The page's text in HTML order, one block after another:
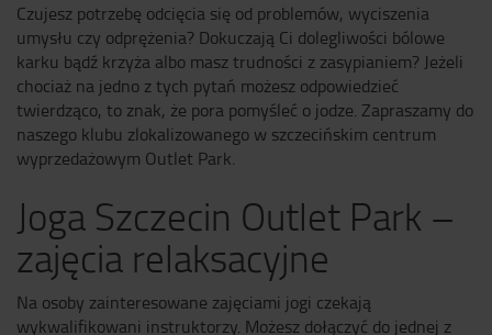
Czujesz potrzebę odcięcia się od problemów, wyciszenia
umysłu czy odprężenia? Dokuczają Ci dolegliwości bólowe
karku bądź krzyża albo masz trudności z zasypianiem? Jeżeli
chociaż na jedno z tych pytań możesz odpowiedzieć
twierdząco, to znak, że pora pomyśleć o jodze. Zapraszamy do
naszego klubu zlokalizowanego w szczecińskim centrum
wyprzedażowym Outlet Park.
Joga Szczecin Outlet Park –
zajęcia relaksacyjne
Na osoby zainteresowane zajęciami jogi czekają
wykwalifikowani instruktorzy. Możesz dołączyć do jednej z